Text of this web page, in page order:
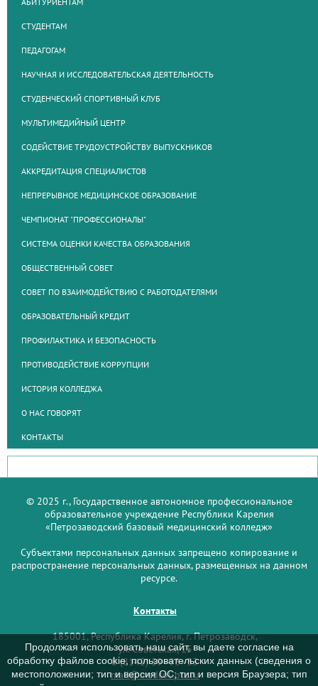
СТУДЕНТАМ
ПЕДАГОГАМ
НАУЧНАЯ И ИССЛЕДОВАТЕЛЬСКАЯ ДЕЯТЕЛЬНОСТЬ
СТУДЕНЧЕСКИЙ СПОРТИВНЫЙ КЛУБ
МУЛЬТИМЕДИЙНЫЙ ЦЕНТР
СОДЕЙСТВИЕ ТРУДОУСТРОЙСТВУ ВЫПУСКНИКОВ
АККРЕДИТАЦИЯ СПЕЦИАЛИСТОВ
НЕПРЕРЫВНОЕ МЕДИЦИНСКОЕ ОБРАЗОВАНИЕ
ЧЕМПИОНАТ "ПРОФЕССИОНАЛЫ"
СИСТЕМА ОЦЕНКИ КАЧЕСТВА ОБРАЗОВАНИЯ
ОБЩЕСТВЕННЫЙ СОВЕТ
СОВЕТ ПО ВЗАИМОДЕЙСТВИЮ С РАБОТОДАТЕЛЯМИ
ОБРАЗОВАТЕЛЬНЫЙ КРЕДИТ
ПРОФИЛАКТИКА И БЕЗОПАСНОСТЬ
ПРОТИВОДЕЙСТВИЕ КОРРУПЦИИ
ИСТОРИЯ КОЛЛЕДЖА
О НАС ГОВОРЯТ
КОНТАКТЫ
© 2025 г., Государственное автономное профессиональное
образовательное учреждение Республики Карелия
«Петрозаводский базовый медицинский колледж»
Субъектами персональных данных запрещено копирование и
распространение персональных данных, размещенных на данном
ресурсе.
Контакты
185001, Республика Карелия, г. Петрозаводск,
ул. Советская, 15
8 (8142) 59–93–33
mail@medcol-ptz.ru
Продолжая использовать наш сайт, вы даете согласие на
обработку файлов cookie, пользовательских данных (сведения о
местоположении; тип и версия ОС; тип и версия Браузера; тип